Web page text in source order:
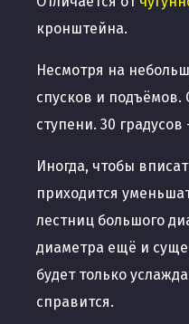
кронштейна.
Несмотря на
спусков и
ступени. 30
Иногда, чтобы
приходится
лестниц большого
диаметра ещё и
будет только
справится.